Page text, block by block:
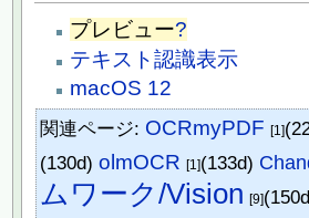
プレビュー?
テキスト認識表示
macOS 12
関連ページ: OCRmyPDF [1]
(130d)olmOCR [1](133d)
ムワーク/Vision [9]